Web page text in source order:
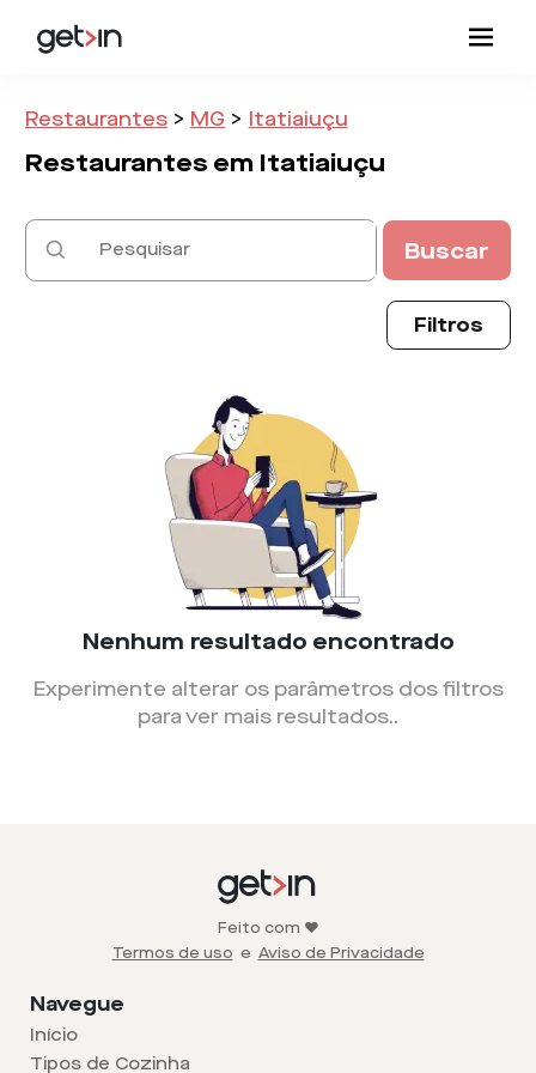
Restaurantes > MG > Itatiaiuçu
Restaurantes em Itatiaiuçu
Buscar
Filtros
Nenhum resultado encontrado
Experimente alterar os parâmetros dos filtros
para ver mais resultados..
Feito com ❤️
Termos de uso e Aviso de Privacidade
Navegue
Início
Tipos de Cozinha